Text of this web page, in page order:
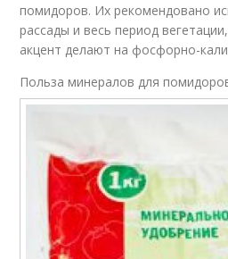
помидоров. Их рекомендовано
рассады и весь период
акцент делают на фосфорно-
Польза минералов для